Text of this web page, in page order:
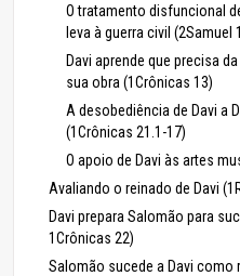
O tratamento disfuncional
leva à guerra civil (2Samuel
Davi aprende que precisa
sua obra (1Crônicas 13)
A desobediência de Davi a
(1Crônicas 21.1-17)
O apoio de Davi às artes
Avaliando o reinado de Davi
Davi prepara Salomão para
1Crônicas 22)
Salomão sucede a Davi como